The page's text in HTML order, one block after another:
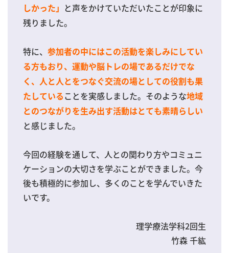
しかった」
と声をかけていただいたことが印象に
残りました。
特に、
参加者の中にはこの活動を楽しみにしてい
る方もおり、運動や脳トレの場であるだけでな
く、人と人とをつなぐ交流の場としての役割も果
たしている ことを実感しました。そのような地域
とのつながりを生み出す活動はとても素晴らしい
と感じました。
今回の経験を通して、人との関わり方やコミュニ
ケーションの大切さを学ぶことができました。今
後も積極的に参加し、多くのことを学んでいきた
いです。
理学療法学科2回生
竹森 千紘